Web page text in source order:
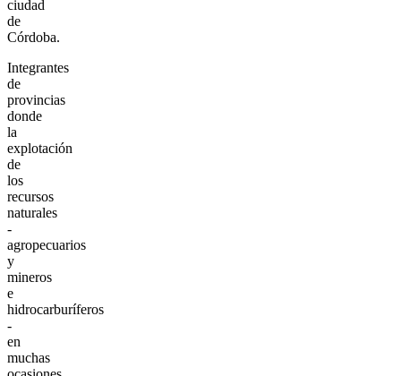
ciudad
de
Córdoba.
Integrantes
de
provincias
donde
la
explotación
de
los
recursos
naturales
-
agropecuarios
y
mineros
e
hidrocarburíferos
-
en
muchas